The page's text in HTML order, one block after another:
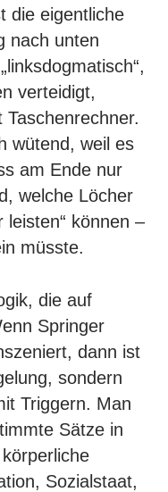
die eigentliche
nach unten
verteidigt,
wütend, weil es
am Ende nur
welche Löcher
leisten“ können –
müsste.
die auf
Springer
dann ist
sondern
Triggern. Man
Sätze in
Sozialstaat,